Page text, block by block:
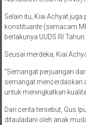
Selain itu, Kiai Achyat
konstituante (semacam
berlakunya UUDS RI
Seusai merdeka, Kiai
“Semangat perjuangan
semangat mencerdaskan
untuk meningkatkan
Dari cerita tersebut, Gus
ditauladani oleh anak